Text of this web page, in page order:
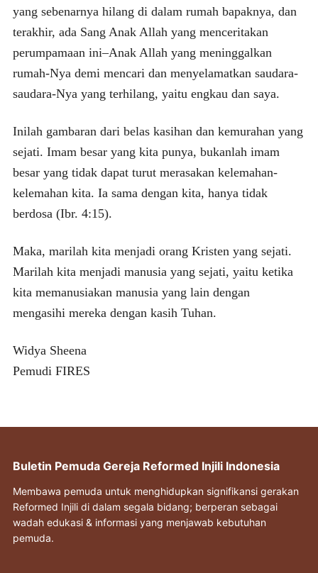
yang sebenarnya hilang di dalam rumah bapaknya, dan
terakhir, ada Sang Anak Allah yang menceritakan
perumpamaan ini–Anak Allah yang meninggalkan
rumah-Nya demi mencari dan menyelamatkan saudara-
saudara-Nya yang terhilang, yaitu engkau dan saya.
Inilah gambaran dari belas kasihan dan kemurahan yang
sejati. Imam besar yang kita punya, bukanlah imam
besar yang tidak dapat turut merasakan kelemahan-
kelemahan kita. Ia sama dengan kita, hanya tidak
berdosa (Ibr. 4:15).
Maka, marilah kita menjadi orang Kristen yang sejati.
Marilah kita menjadi manusia yang sejati, yaitu ketika
kita memanusiakan manusia yang lain dengan
mengasihi mereka dengan kasih Tuhan.
Widya Sheena
Pemudi FIRES
Buletin Pemuda Gereja Reformed Injili Indonesia
Membawa pemuda untuk menghidupkan signifikansi gerakan
Reformed Injili di dalam segala bidang; berperan sebagai
wadah edukasi & informasi yang menjawab kebutuhan
pemuda.